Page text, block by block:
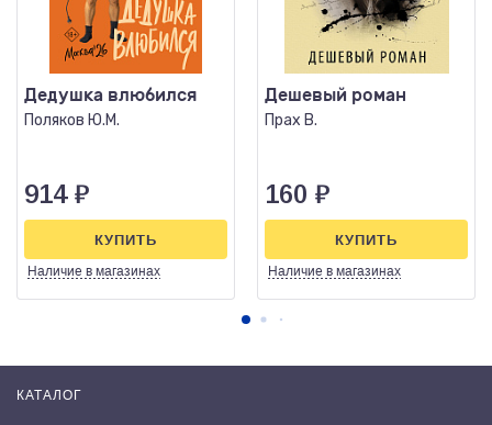
Дедушка влюбился
Поляков Ю.М.
914 ₽
Наличие в магазинах
КУПИТЬ
Дешевый роман
Прах В.
160 ₽
Наличие в магазинах
КУПИТЬ
КАТАЛОГ